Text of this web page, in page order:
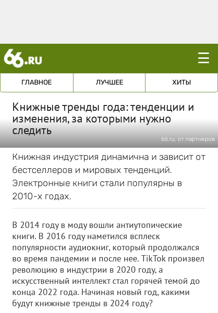
☰
ГЛАВНОЕ ЛУЧШЕЕ ХИТЫ
Книжные тренды года: тенденции и
изменения, за которыми нужно
следить
66.ru, от партнеров
Книжная индустрия динамична и зависит от
бестселлеров и мировых тенденций.
Электронные книги стали популярны в
2010-х годах.
В 2014 году в моду вошли антиутопические
книги. В 2016 году наметился всплеск
популярности аудиокниг, который продолжался
во время пандемии и после нее. TikTok произвел
революцию в индустрии в 2020 году, а
искусственный интеллект стал горячей темой до
конца 2022 года. Начиная новый год, какими
будут книжные тренды в 2024 году?